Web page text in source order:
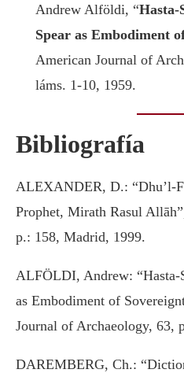
Andrew Alföldi, “
Spear as Embodiment
American Journal of
láms. 1-10, 1959.
Bibliografía
ALEXANDER, D.: “Dhu’l-
Prophet, Mirath Rasul
p.: 158, Madrid, 1999.
ALFÖLDI, Andrew: “Hasta-
as Embodiment of
Journal of Archaeology, 63,
DAREMBERG, Ch.: